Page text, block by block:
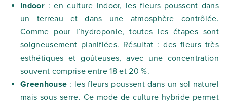
Indoor: en culture indoor, les fleurs poussent dans
un terreau et dans une atmosphère contrôlée.
Comme pour l’hydroponie, toutes les étapes sont
soigneusement planifiées. Résultat : des fleurs très
esthétiques et goûteuses, avec une concentration
souvent comprise entre 18 et 20 %.
Greenhouse : les fleurs poussent dans un sol naturel
mais sous serre. Ce mode de culture hybride permet